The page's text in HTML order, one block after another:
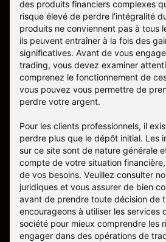
des produits financiers complexes
risque élevé de perdre l'intégralité
produits ne conviennent pas à tous
ils peuvent entraîner à la fois des
significatives. Avant de vous
trading, vous devez examiner
comprenez le fonctionnement de
vous pouvez vous permettre de
perdre votre argent.
Pour les clients professionnels, il
perdre plus que le dépôt initial. Les
sur ce site sont de nature générale
compte de votre situation
de vos besoins. Veuillez consulter
juridiques et vous assurer de bien
avant de prendre toute décision de
encourageons à utiliser les services
société pour mieux comprendre les
engager dans des opérations de